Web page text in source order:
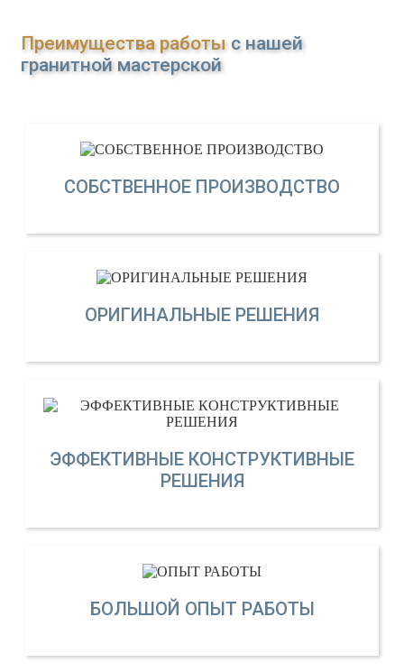
Преимущества работы с нашей
гранитной мастерской
СОБСТВЕННОЕ ПРОИЗВОДСТВО
ОРИГИНАЛЬНЫЕ РЕШЕНИЯ
ЭФФЕКТИВНЫЕ КОНСТРУКТИВНЫЕ
РЕШЕНИЯ
БОЛЬШОЙ ОПЫТ РАБОТЫ